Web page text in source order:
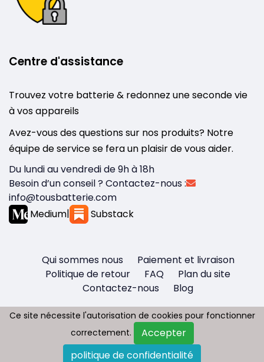
Centre d'assistance
Trouvez votre batterie & redonnez une seconde vie
à vos appareils
Avez-vous des questions sur nos produits? Notre
équipe de service se fera un plaisir de vous aider.
Du lundi au vendredi de 9h à 18h
Besoin d’un conseil ? Contactez-nous :
info@tousbatterie.com
Medium| Substack
Qui sommes nous
Paiement et livraison
Politique de retour
FAQ
Plan du site
Contactez-nous
Blog
Copyright © 2026 - Tous droit réservés
Tousbatterie.com
Ce site nécessite l'autorisation de cookies pour fonctionner
correctement.
Accepter
politique de confidentialité
Ce site nécessite l'autorisation de cookies pour fonctionner
correctement.
Accepter
politique de confidentialité